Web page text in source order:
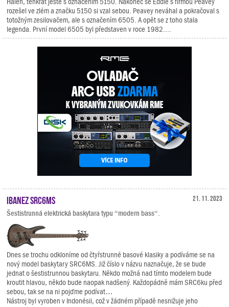
rozešel ve zlém a značku 5150 si vzal sebou. Peavey neváhal a pokračoval s
totožným zesilovačem, ale s označením 6505. A opět se z toho stala
legenda. První model 6505 byl představen v roce 1982....
21. 11. 2023
Ibanez SRC6MS
Šestistrunná elektrická baskytara typu “modern bass“.
Dnes se trochu odkloníme od čtyřstrunné basové klasiky a podíváme se na
nový model baskytary SRC6MS. Již číslo v názvu naznačuje, že se bude
jednat o šestistrunnou baskytaru. Někdo možná nad tímto modelem bude
kroutit hlavou, někdo bude naopak nadšený. Každopádně mám SRC6ku před
sebou, tak se na ni pojďme podívat…
Nástroj byl vyroben v Indonésii, což v žádném případě nesnižuje jeho